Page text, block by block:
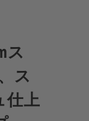
ス
ス
仕上